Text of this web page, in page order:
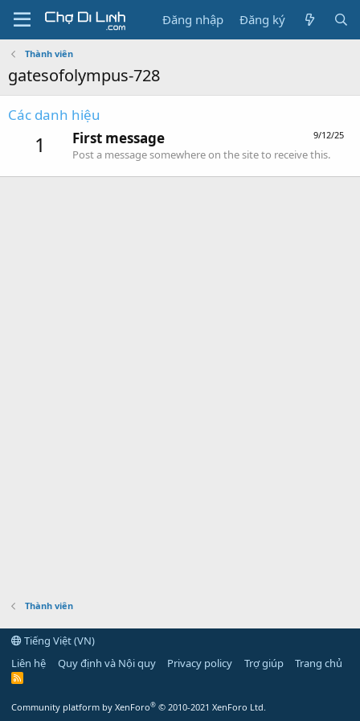
Đăng nhập Đăng ký
Thành viên
gatesofolympus-728
Các danh hiệu
1 9/12/25
First message
Post a message somewhere on the site to receive this.
Thành viên
Tiếng Việt (VN)
Liên hệ
Quy định và Nội quy Privacy policy Trợ giúp Trang chủ
R
Community platform by XenForo® © 2010-2021 XenForo Ltd.